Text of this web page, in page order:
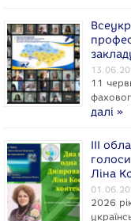
11
далі »
ІІІ
Ліна
2026